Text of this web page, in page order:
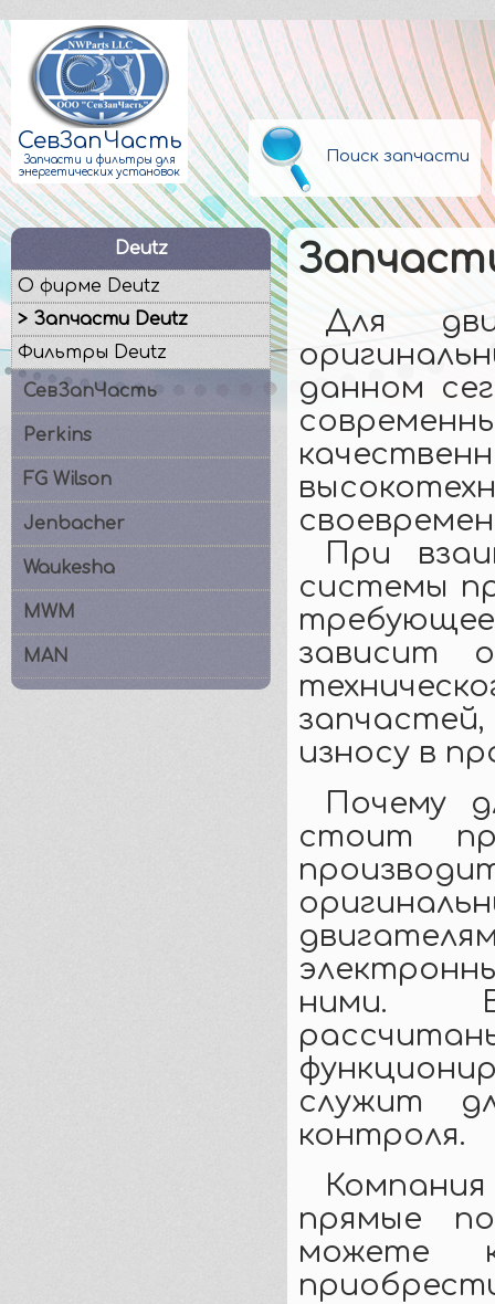
СевЗапЧасть
Запчасти и фильтры для
энергетических установок
Поиск запчасти
Deutz
О фирме Deutz
> Запчасти Deutz
Фильтры Deutz
СевЗапЧасть
Perkins
FG Wilson
Jenbacher
Waukesha
MWM
MAN
Для
данном
При
системы
зависит
износу в
Почему
стоит
ними.
служит
контроля.
прямые
можете